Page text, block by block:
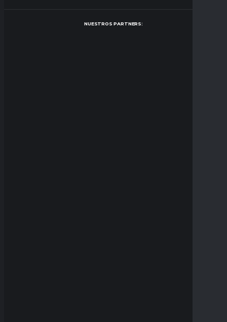
NUESTROS PARTNERS: